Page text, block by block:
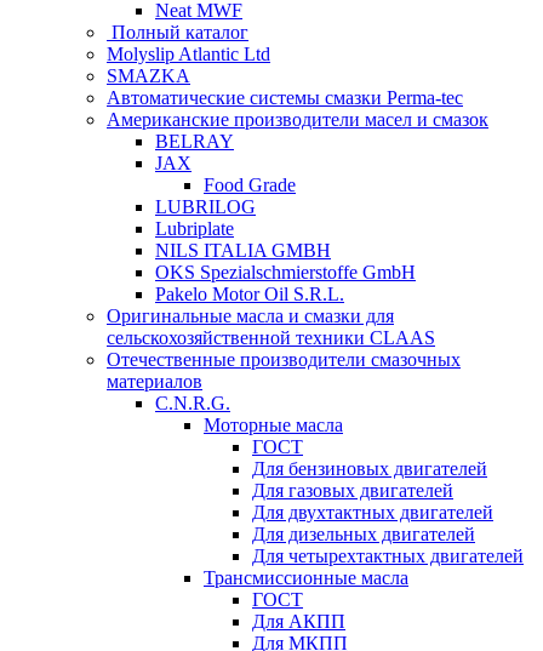
Neat MWF
Полный каталог
Molyslip Atlantic Ltd
SMAZKA
Автоматические системы смазки Perma-tec
Американские производители масел и смазок
BELRAY
JAX
Food Grade
LUBRILOG
Lubriplate
NILS ITALIA GMBH
OKS Spezialschmierstoffe GmbH
Pakelo Motor Oil S.R.L.
Оригинальные масла и смазки для
сельскохозяйственной техники CLAAS
Отечественные производители смазочных
материалов
C.N.R.G.
Моторные масла
ГОСТ
Для бензиновых двигателей
Для газовых двигателей
Для двухтактных двигателей
Для дизельных двигателей
Для четырехтактных двигателей
Трансмиссионные масла
ГОСТ
Для АКПП
Для МКПП